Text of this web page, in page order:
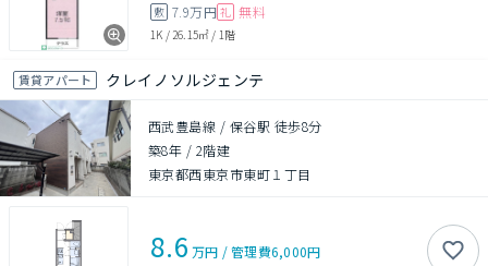
敷 7.9万円 礼 無料
1K /26.15㎡ / 1階
賃貸アパート クレイノソルジェンテ
西武豊島線 / 保谷駅 徒歩8分
築8年 / 2階建
東京都西東京市東町１丁目
8.6 万円 /管理費6,000円